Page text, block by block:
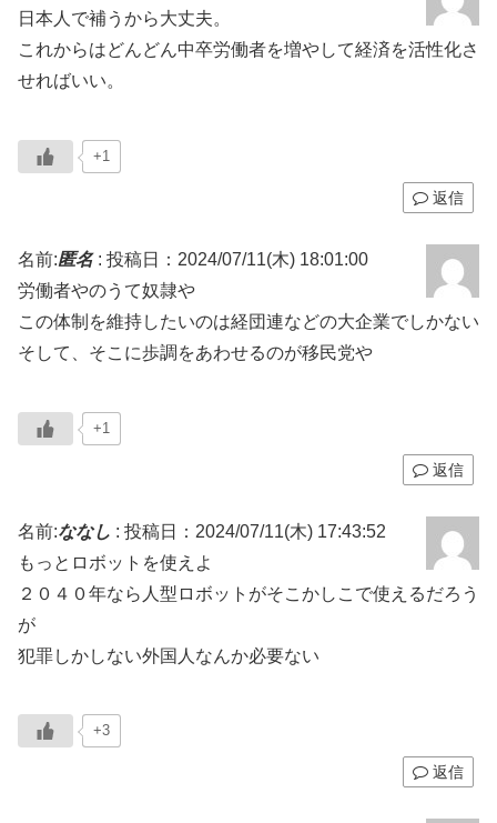
日本人で補うから大丈夫。
これからはどんどん中卒労働者を増やして経済を活性化さ
せればいい。
+1
返信
名前:匿名: 投稿日：2024/07/11(木) 18:01:00
労働者やのうて奴隷や
この体制を維持したいのは経団連などの大企業でしかない
そして、そこに歩調をあわせるのが移民党や
+1
返信
名前:ななし : 投稿日：2024/07/11(木) 17:43:52
もっとロボットを使えよ
２０４０年なら人型ロボットがそこかしこで使えるだろう
が
犯罪しかしない外国人なんか必要ない
+3
返信